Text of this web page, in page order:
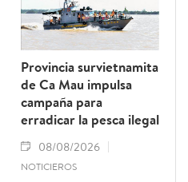
Provincia survietnamita
de Ca Mau impulsa
campaña para
erradicar la pesca ilegal
08/08/2026
NOTICIEROS